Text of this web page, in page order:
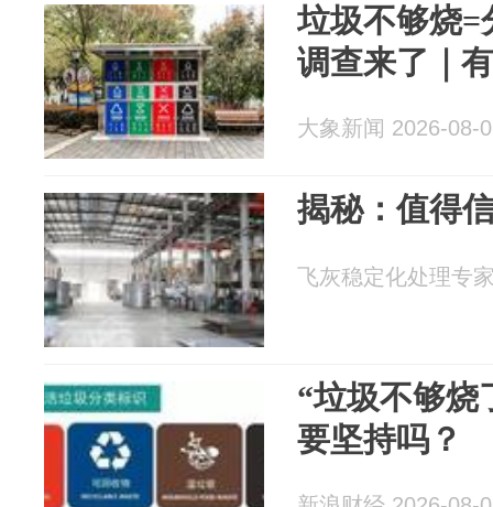
垃圾不够烧=
调查来了｜
大象新闻 2026-08-
揭秘：值得
飞灰稳定化处理专
“垃圾不够烧
要坚持吗？